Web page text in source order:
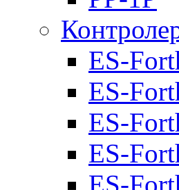
ES-
ES-
ES-
ES-